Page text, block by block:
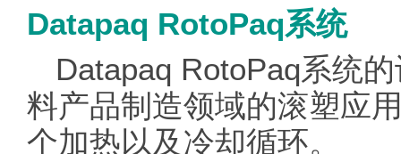
Datapaq RotoPaq系统
Datapaq RotoPaq系统
料产品制造领域的滚塑应
个加热以及冷却循环。